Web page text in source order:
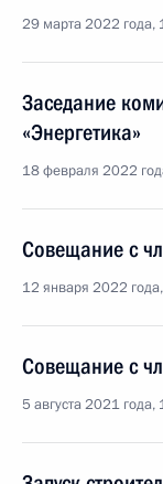
29 марта 2022 года,
Заседание
«Энергетика»
18 февраля 2022
Совещание с
12 января 2022
Совещание с
5 августа 2021 года,